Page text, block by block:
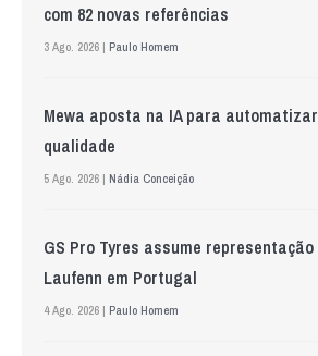
com 82 novas referências
3 Ago. 2026 | Paulo Homem
Mewa aposta na IA para
qualidade
5 Ago. 2026 | Nádia Conceição
GS Pro Tyres assume
Laufenn em Portugal
4 Ago. 2026 | Paulo Homem